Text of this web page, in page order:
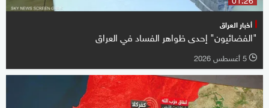
أخبار العراق
"الفضائيون" إحدى ظواهر الفساد في العراق
l 5 أغسطس 2026